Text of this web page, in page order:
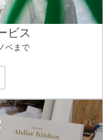
ビス
ベまで